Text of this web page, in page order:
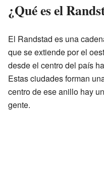
¿Qué es el
El Randstad es una
que se extiende por el
desde el centro del país
Estas ciudades forman
centro de ese anillo hay
gente.